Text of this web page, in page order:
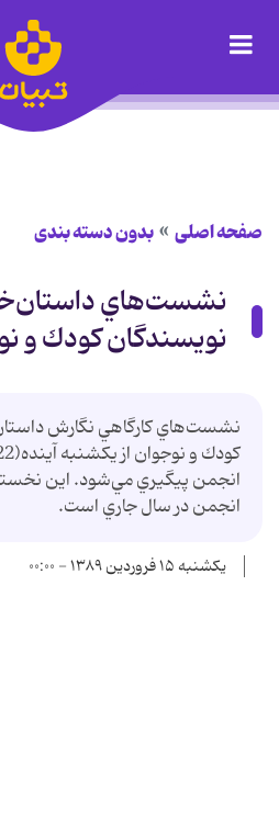
صفحه اصلی بدون دسته بندی
نشست‌هاي
نويسندگان كودك و
نشست‌هاي كارگاهي نگارش
انجمن پيگيري مي‌‌شود. اين
انجمن در سال جاري است.
یکشنبه ۱۵ فروردین ۱۳۸۹ - ۰۰:۰۰